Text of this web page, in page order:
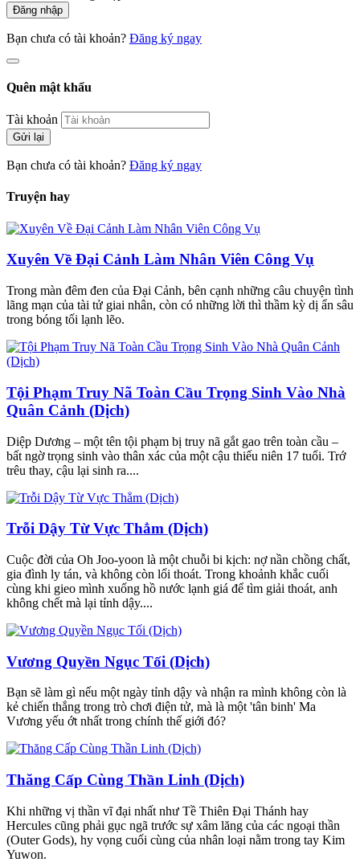
Đăng nhập
Bạn chưa có tài khoản? Đăng ký ngay
Quên mật khẩu
Tài khoản
Gửi lại
Bạn chưa có tài khoản? Đăng ký ngay
Truyện hay
Xuyên Về Đại Cảnh Làm Nhân Viên Công Vụ
Trong màn đêm đen của Đại Cảnh, bên cạnh những câu chuyện tình
lãng mạn của tài tử giai nhân, còn có những lời thì thầm kỳ dị ẩn sâu
trong bóng tối lạnh lẽo.
Tội Phạm Truy Nã Toàn Cầu Trọng Sinh Vào Nhà
Quân Cảnh (Dịch)
Diệp Dương – một tên tội phạm bị truy nã gắt gao trên toàn cầu –
bất ngờ trọng sinh vào thân xác của một cậu thiếu niên 17 tuổi. Trớ
trêu thay, cậu lại sinh ra....
Trỗi Dậy Từ Vực Thẳm (Dịch)
Cuộc đời của Oh Joo-yoon là một chuỗi bi kịch: nợ nần chồng chất,
gia đình ly tán, và không còn lối thoát. Trong khoảnh khắc cuối
cùng khi gieo mình xuống hồ nước lạnh giá để tìm giải thoát, anh
không chết mà lại tỉnh dậy....
Vương Quyền Ngục Tối (Dịch)
Bạn sẽ làm gì nếu một ngày tỉnh dậy và nhận ra mình không còn là
kẻ chiến thắng trong trò chơi điện tử, mà là một 'tân binh' Ma
Vương yếu ớt nhất trong chính thế giới đó?
Thăng Cấp Cùng Thần Linh (Dịch)
Khi những vị thần vĩ đại nhất như Tề Thiên Đại Thánh hay
Hercules cũng phải gục ngã trước sự xâm lăng của các ngoại thần
(Outer Gods), hy vọng cuối cùng của nhân loại nằm trong tay Kim
Yuwon.